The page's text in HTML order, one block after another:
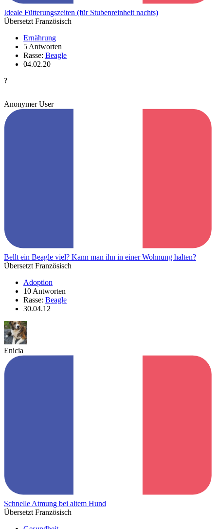
Ideale Fütterungszeiten (für Stubenreinheit nachts)
Übersetzt Französisch
Ernährung
5 Antworten
Rasse: Beagle
04.02.20
?
Anonymer User
Bellt ein Beagle viel? Kann man ihn in einer Wohnung halten?
Übersetzt Französisch
Adoption
10 Antworten
Rasse: Beagle
30.04.12
Enicia
Schnelle Atmung bei altem Hund
Übersetzt Französisch